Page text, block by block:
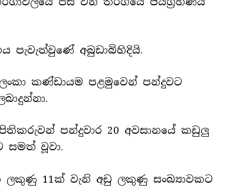
අබුඩාබිහිදියි.
කණ්ඩායම පළමුවෙන් පන්දුවට
පන්දුවාර 20 අවසානයේ කඩුලු
සමත් වූවා.
ලකුණු 11ක් වැනි අඩු ලකුණු සංඛ්‍යාවකට